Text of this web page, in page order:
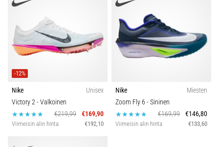
-12%
Nike
Unisex
Victory 2- Valkoinen
€219,99
€169,90
Viimeisin alin hinta €192,10
Nike
Miesten
Zoom Fly 6 - Sininen
€169,99
€146,80
Viimeisin alin hinta €133,60